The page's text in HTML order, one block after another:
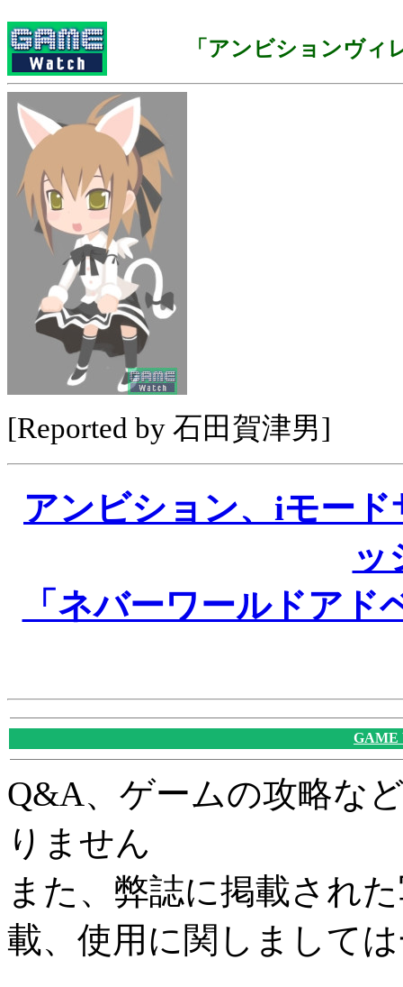
「アンビションヴィ
[Reported by 石田賀津男]
アンビション、iモー
ッ
「ネバーワールドア
GAME
Q&A、ゲームの攻略な
りません
また、弊誌に掲載され
載、使用に関しまして